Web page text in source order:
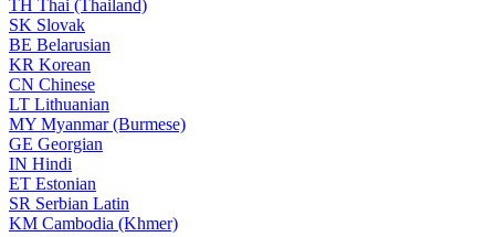
TH Thai (Thailand)
SK Slovak
BE Belarusian
KR Korean
CN Chinese
LT Lithuanian
MY Myanmar (Burmese)
GE Georgian
IN Hindi
ET Estonian
SR Serbian Latin
KM Cambodia (Khmer)